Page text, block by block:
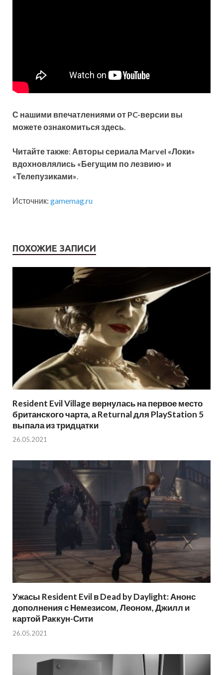
С нашими впечатлениями от PC-версии вы
можете ознакомиться здесь
Читайте также: Авторы сериала Marvel «Локи»
вдохновлялись «Бегущим по лезвию» и
«Телепузиками»
Источник: gamemag.ru
ПОХОЖИЕ ЗАПИСИ
Resident Evil Village вернулась на первое место
британского чарта, а Returnal для PlayStation 5
выпала из тридцатки
26.05.2021
Ужасы Resident Evil в Dead by Daylight: Анонс
дополнения с Немезисом, Леоном, Джилл и
картой Раккун-Сити
26.05.2021